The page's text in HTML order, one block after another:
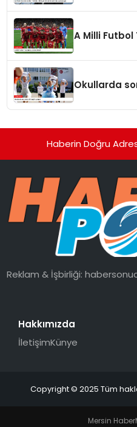
A Milli Futbol
Okullarda
Haberin Doğru
Reklam & İşbirliği:
Hakkımızda
İletişimKünye
Copyright © 2025 Tüm
Mersin Haber